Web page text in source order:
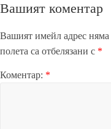
Вашият коментар
Вашият имейл адрес няма
полета са отбелязани с *
Коментар: *